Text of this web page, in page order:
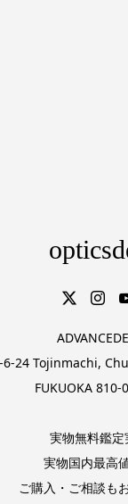
6-24 Tojinmachi,
FUKUOKA 810-
実物無料鑑定
実物国内最高
ご購入・ご相談も